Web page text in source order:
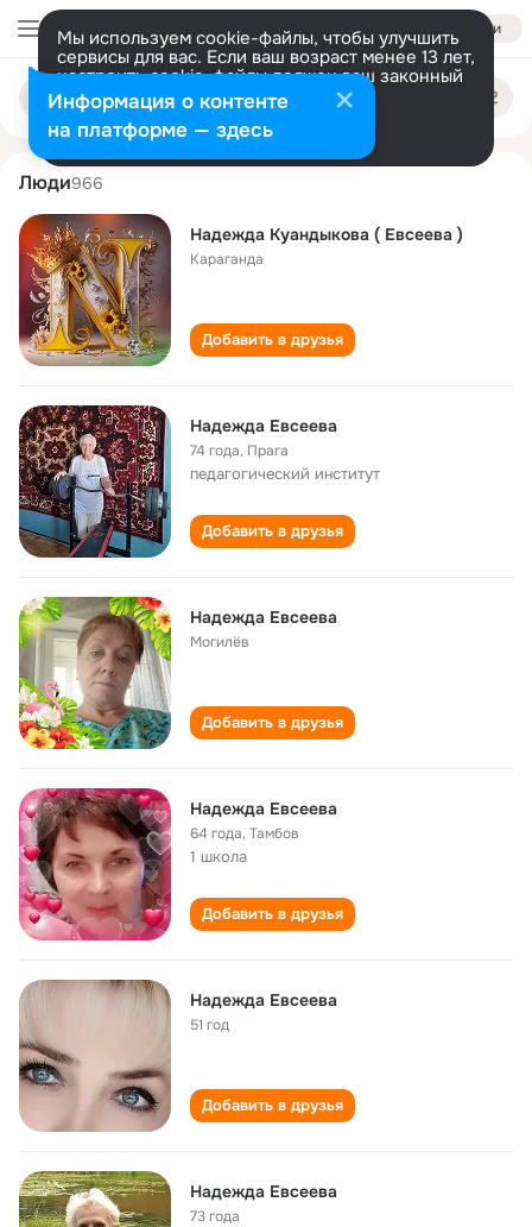
Войти
Мы используем cookie-файлы, чтобы улучшить
сервисы для вас. Если ваш возраст менее 13 лет,
настроить cookie-файлы должен ваш законный
представитель. Больше информации
Разрешить все Настроить
Поиск
людям
nadezhda evseeva
Люди966
Надежда Куандыкова ( Евсеева )
Караганда
Добавить в друзья
Надежда Евсеева
74 года, Прага
педагогический институт
Добавить в друзья
Надежда Евсеева
Могилёв
Добавить в друзья
Надежда Евсеева
64 года,Тамбов
1 школа
Добавить в друзья
Надежда Евсеева
51 год
Добавить в друзья
Надежда Евсеева
73 года
Информация о контенте
на платформе — здесь